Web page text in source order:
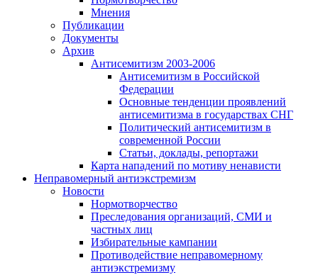
Мнения
Публикации
Документы
Архив
Антисемитизм 2003-2006
Антисемитизм в Российской
Федерации
Основные тенденции проявлений
антисемитизма в государствах СНГ
Политический антисемитизм в
современной России
Статьи, доклады, репортажи
Карта нападений по мотиву ненависти
Неправомерный антиэкстремизм
Новости
Нормотворчество
Преследования организаций, СМИ и
частных лиц
Избирательные кампании
Противодействие неправомерному
антиэкстремизму